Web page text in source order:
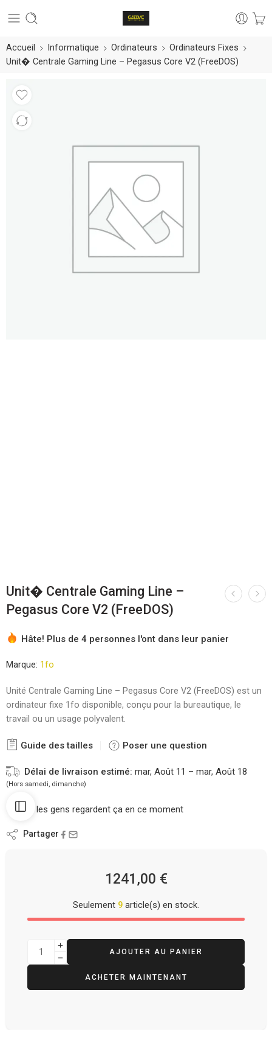
Accueil Informatique Ordinateurs
Ordinateurs Fixes
Unit� Centrale Gaming Line – Pegasus Core V2 (FreeDOS)
Unit� Centrale Gaming Line –
Pegasus Core V2 (FreeDOS)
Hâte! Plus de 4 personnes l'ont dans leur panier
Marque: 1fo
Unité Centrale Gaming Line – Pegasus Core V2 (FreeDOS) est un
ordinateur fixe 1fo disponible, conçu pour la bureautique, le
travail ou un usage polyvalent.
Guide des tailles Poser une question
Délai de livraison estimé: mar, Août 11 – mar, Août 18
(Hors samedi, dimanche)
16 les gens regardent ça en ce moment
Partager
1241,00 €
Seulement 9 article(s) en stock.
AJOUTER AU PANIER
ACHETER MAINTENANT